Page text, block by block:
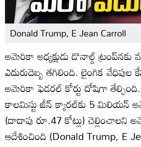
Donald Trump, E Jean Carroll
అమెరికా అధ్యక్షుడు డొనాల్డ్
ఎదురుదెబ్బ తగిలింది. లైంగిక వేధిపుల
అమెరికా ఫెడరల్ కోర్టు దోషిగా
కాలమిస్టు జీన్ క్యారల్‌కు 5 మిలియన్
(దాదాపు రూ.47 కోట్లు) చెల్లించాలని
ఆదేశించింది (Donald Trump, E